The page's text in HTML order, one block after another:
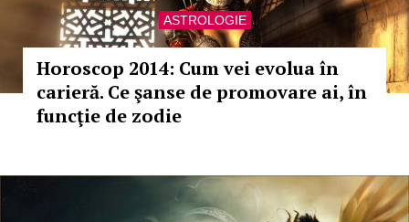
ASTROLOGIE
Horoscop 2014: Cum vei evolua în
carieră. Ce şanse de promovare ai, în
funcţie de zodie